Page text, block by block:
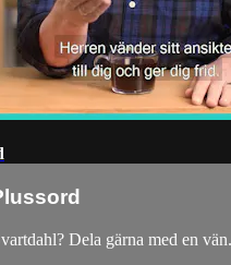
Dela gärna med en vän.